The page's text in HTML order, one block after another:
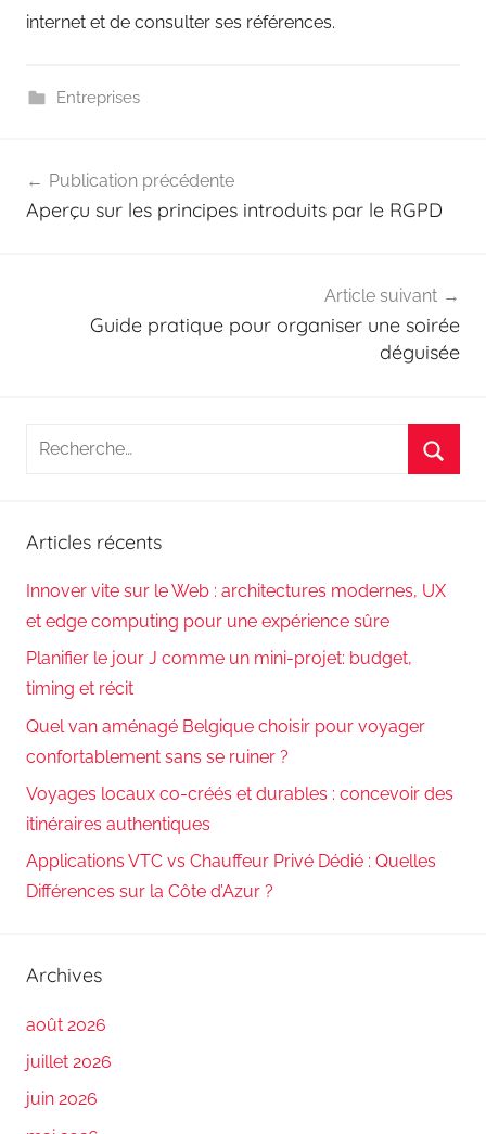
internet et de consulter ses références.
Entreprises
de
Publication précédente
Aperçu sur les principes introduits par le RGPD
Article suivant
Guide pratique pour organiser une soirée
déguisée
Recherche
Articles récents
Innover vite sur le Web : architectures modernes, UX
et edge computing pour une expérience sûre
Planifier le jour J comme un mini-projet: budget,
timing et récit
Quel van aménagé Belgique choisir pour voyager
confortablement sans se ruiner ?
Voyages locaux co-créés et durables : concevoir des
itinéraires authentiques
Applications VTC vs Chauffeur Privé Dédié : Quelles
Différences sur la Côte d’Azur ?
Archives
août 2026
juillet 2026
juin 2026